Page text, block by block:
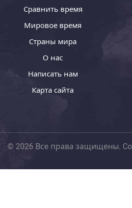
Сравнить время
Мировое время
Страны мира
О нас
Написать нам
Карта сайта
© 2026 Все права защищены.